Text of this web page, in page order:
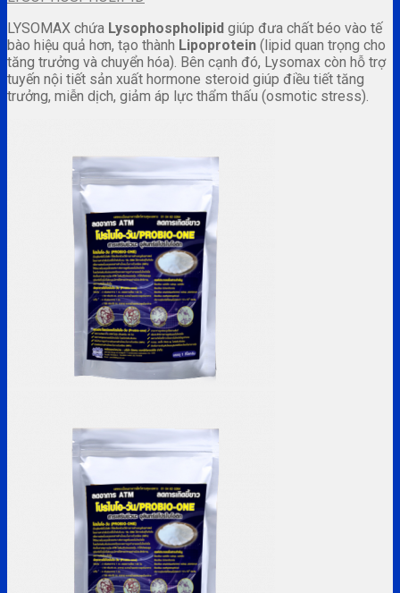
LYSOMAX chứa Lysophospholipid giúp đưa chất béo vào tế
bào hiệu quả hơn, tạo thành Lipoprotein (lipid quan trọng cho
tăng trưởng và chuyển hóa). Bên cạnh đó, Lysomax còn hỗ trợ
tuyến nội tiết sản xuất hormone steroid giúp điều tiết tăng
trưởng, miễn dịch, giảm áp lực thẩm thấu (osmotic stress).